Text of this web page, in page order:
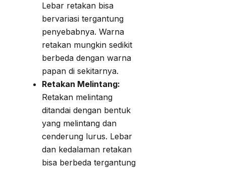
Lebar retakan bisa
bervariasi tergantung
penyebabnya. Warna
retakan mungkin sedikit
berbeda dengan warna
papan di sekitarnya.
Retakan Melintang:
Retakan melintang
ditandai dengan bentuk
yang melintang dan
cenderung lurus. Lebar
dan kedalaman retakan
bisa berbeda tergantung